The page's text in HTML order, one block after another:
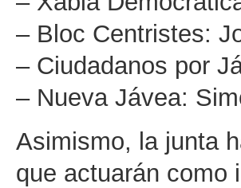
– Bloc Centristes:
– Ciudadanos por
– Nueva Jávea:
Asimismo, la junta
que actuarán como